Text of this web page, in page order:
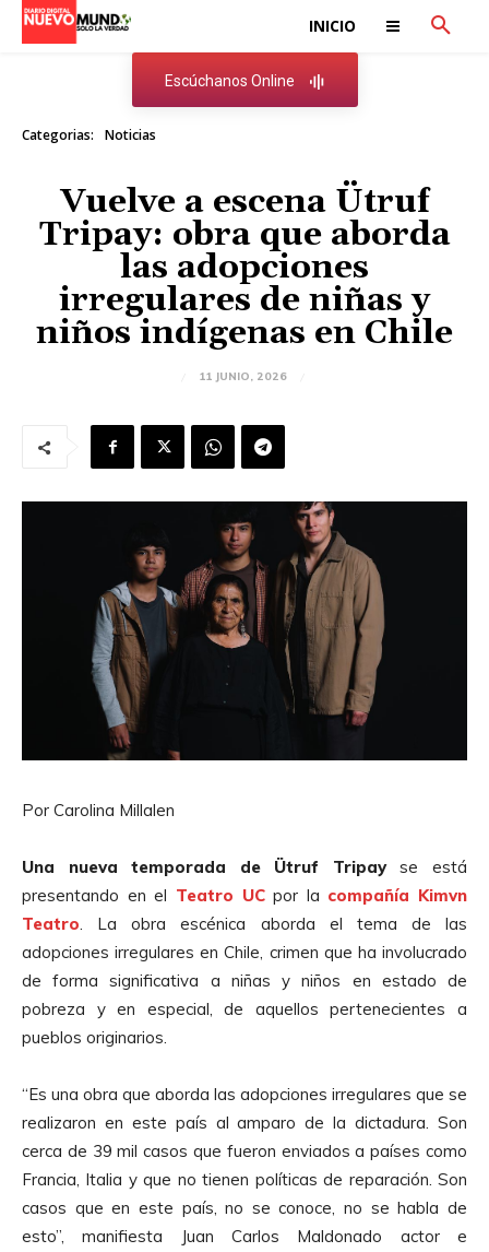
INICIO
Escúchanos Online
Categorias: Noticias
Vuelve a escena Ütruf
Tripay: obra que aborda
las adopciones
irregulares de niñas y
niños indígenas en Chile
11 JUNIO, 2026
Por Carolina Millalen
Una nueva temporada de Ütruf Tripayse está
presentando en el Teatro UCpor la compañía Kimvn
Teatro . La obra escénica aborda el tema de las
adopciones irregulares en Chile, crimen que ha involucrado
de forma significativa a niñas y niños en estado de
pobreza y en especial, de aquellos pertenecientes a
pueblos originarios.
“Es una obra que aborda las adopciones irregulares que se
realizaron en este país al amparo de la dictadura. Son
cerca de 39 mil casos que fueron enviados a países como
Francia, Italia y que no tienen políticas de reparación. Son
casos que en este país, no se conoce, no se habla de
esto”, manifiesta Juan Carlos Maldonado actor e